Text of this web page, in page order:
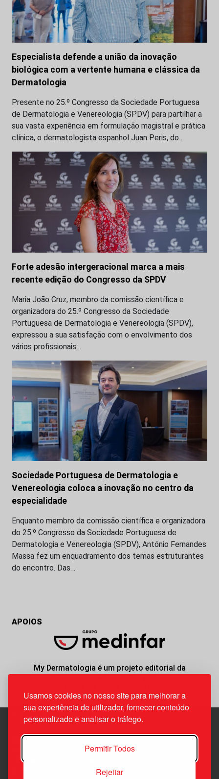
Usamos cookies no nosso site para melhorar a
sua experiência de utilizador, fornecer conteúdo
personalizado e analisar o tráfego.
Permitir Todos
Rejeitar
Especialista defende a união da inovação
biológica com a vertente humana e clássica da
Dermatologia
Presente no 25.º Congresso da Sociedade Portuguesa
de Dermatologia e Venereologia (SPDV) para partilhar a
sua vasta experiência em formulação magistral e prática
clínica, o dermatologista espanhol Juan Peris, do…
Forte adesão intergeracional marca a mais
recente edição do Congresso da SPDV
Maria João Cruz, membro da comissão científica e
organizadora do 25.º Congresso da Sociedade
Portuguesa de Dermatologia e Venereologia (SPDV),
expressou a sua satisfação com o envolvimento dos
vários profissionais…
Sociedade Portuguesa de Dermatologia e
Venereologia coloca a inovação no centro da
especialidade
Enquanto membro da comissão científica e organizadora
do 25.º Congresso da Sociedade Portuguesa de
Dermatologia e Venereologia (SPDV), António Fernandes
Massa fez um enquadramento dos temas estruturantes
do encontro. Das…
APOIOS
My Dermatologia é um projeto editorial da
responsabilidade da News Farma, possível com o
Edif. Lisboa Oriente | Av. Infante D. Henrique, n.º 333H, esc.
1800-282 Lisboa | Portugal